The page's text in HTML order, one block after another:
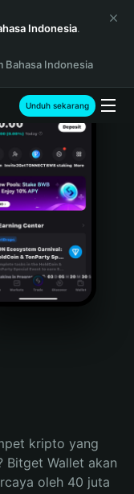
Indonesia.
Bahasa Indonesia
Unduh sekarang
kripto yang
Bitget Wallet akan
oleh 40 juta